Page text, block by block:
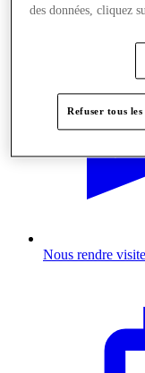
Nous rendre visite
des données, cliquez
Refuser tous les